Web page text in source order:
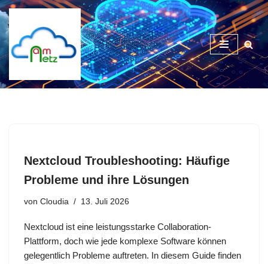
Inhalt
springen
Nextcloud Troubleshooting: Häufige
Probleme und ihre Lösungen
von Cloudia 13. Juli 2026
Nextcloud ist eine leistungsstarke Collaboration-
Plattform, doch wie jede komplexe Software können
gelegentlich Probleme auftreten. In diesem Guide finden